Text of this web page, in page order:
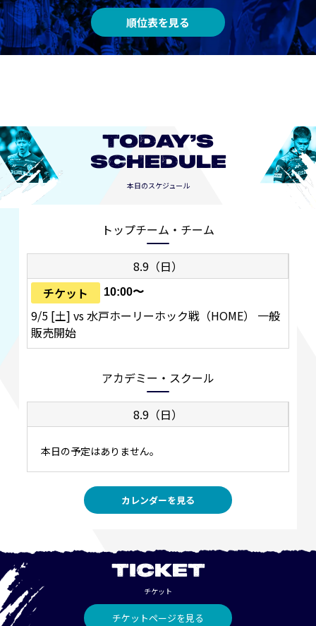
東京Ｖ 0 0 0 0
川崎Ｆ 0 0 0 0 0
順位表を見る
TODAY’S
SCHEDULE
本日のスケジュール
トップチーム・チーム
8.9（日）
チケット
10:00〜
9/5 [土] vs 水戸ホーリーホック戦（HOME） 一般
販売開始
アカデミー・スクール
8.9（日）
本日の予定はありません。
カレンダーを見る
TICKET
チケット
チケットページを見る